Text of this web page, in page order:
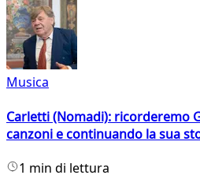
Musica
Carletti (Nomadi): ricorderemo
canzoni e continuando la sua
1 min di lettura